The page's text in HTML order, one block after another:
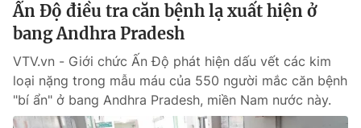
Góc doanh nghiệp
Truyền hình
Phim VTV
Hậu trường
Nhân vật
Giải trí
Điện ảnh
Âm nhạc
Đời sống
Ấn Độ điều tra căn bệnh lạ xuất hiện ở
bang Andhra Pradesh
VTV.vn - Giới chức Ấn Độ phát hiện dấu vết các kim
loại nặng trong mẫu máu của 550 người mắc căn bệnh
"bí ẩn" ở bang Andhra Pradesh, miền Nam nước này.